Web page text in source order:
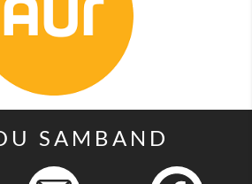
SAMBAND